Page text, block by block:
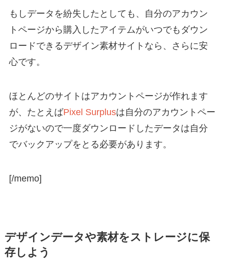
もしデータを紛失したとしても、自分のアカウン
トページから購入したアイテムがいつでもダウン
ロードできるデザイン素材サイトなら、さらに安
心です。
ほとんどのサイトはアカウントページが作れます
が、たとえばPixel Surplusは自分のアカウントペー
ジがないので一度ダウンロードしたデータは自分
でバックアップをとる必要があります。
[/memo]
デザインデータや素材をストレージに保
存しよう